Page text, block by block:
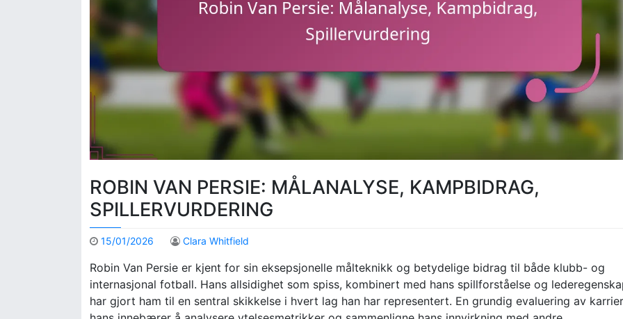
ROBIN VAN PERSIE: MÅLANALYSE, KAMPBIDRAG,
SPILLERVURDERING
15/01/2026 Clara Whitfield
Robin Van Persie er kjent for sin eksepsjonelle målteknikk og betydelige bidrag til både klubb- og
internasjonal fotball. Hans allsidighet som spiss, kombinert med hans spillforståelse og
har gjort ham til en sentral skikkelse i hvert lag han har representert. En grundig evaluering av